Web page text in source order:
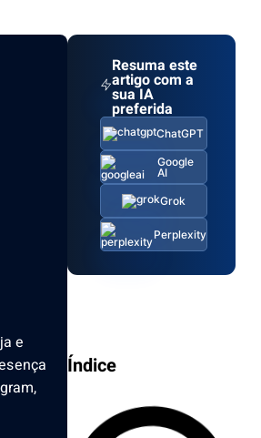
e
Resuma este
artigo com a
sua IA
preferida
ChatGPT
Google
AI
Grok
Perplexity
Índice